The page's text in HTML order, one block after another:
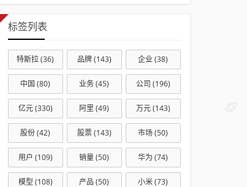
标签列表
特斯拉(36) 品牌(143) 企业(38)
中国 (80) 业务(45) 公司 (196)
亿元(330) 阿里 (49) 万元(143)
股份(42) 股票(143) 市场(50)
用户 (109) 销量(50) 华为 (74)
模型 (108) 产品 (50) 小米(73)